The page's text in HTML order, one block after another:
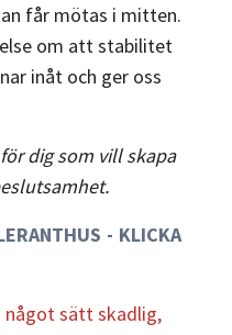
får mötas i mitten.
om att stabilitet
inåt och ger oss
dig som vill skapa
- KLICKA
något sätt skadlig,